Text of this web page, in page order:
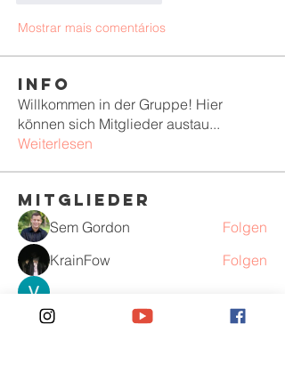
Mostrar mais comentários
Info
Willkommen in der Gruppe! Hier
können sich Mitglieder austau...
Weiterlesen
Mitglieder
Sem Gordon
Folgen
KrainFow
Folgen